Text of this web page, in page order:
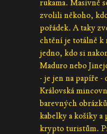
rukama. Masivně
zvolili někoho,
pořádek. A taky
chtění je totálně
jedno, kdo si
Maduro nebo
- je jen na papíře -
Královská
barevných
kabelky a košíky a
krypto turistům.